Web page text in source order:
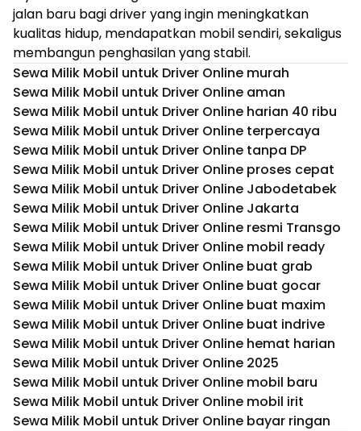
jalan baru bagi driver yang ingin meningkatkan
kualitas hidup, mendapatkan mobil sendiri, sekaligus
membangun penghasilan yang stabil.
Sewa Milik Mobil untuk Driver Online murah
Sewa Milik Mobil untuk Driver Online aman
Sewa Milik Mobil untuk Driver Online harian 40 ribu
Sewa Milik Mobil untuk Driver Online terpercaya
Sewa Milik Mobil untuk Driver Online tanpa DP
Sewa Milik Mobil untuk Driver Online proses cepat
Sewa Milik Mobil untuk Driver Online Jabodetabek
Sewa Milik Mobil untuk Driver Online Jakarta
Sewa Milik Mobil untuk Driver Online resmi Transgo
Sewa Milik Mobil untuk Driver Online mobil ready
Sewa Milik Mobil untuk Driver Online buat grab
Sewa Milik Mobil untuk Driver Online buat gocar
Sewa Milik Mobil untuk Driver Online buat maxim
Sewa Milik Mobil untuk Driver Online buat indrive
Sewa Milik Mobil untuk Driver Online hemat harian
Sewa Milik Mobil untuk Driver Online 2025
Sewa Milik Mobil untuk Driver Online mobil baru
Sewa Milik Mobil untuk Driver Online mobil irit
Sewa Milik Mobil untuk Driver Online bayar ringan